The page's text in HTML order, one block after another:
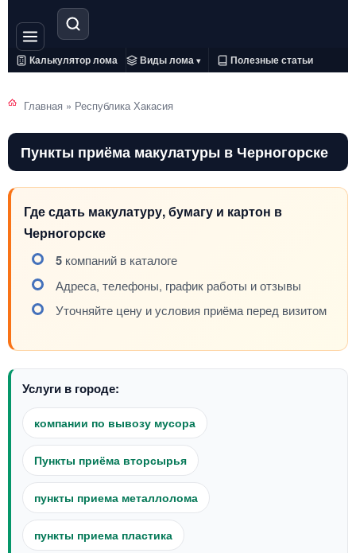
Калькулятор лома Виды лома ▾ Полезные статьи
Главная » Республика Хакасия
Пункты приёма макулатуры в Черногорске
Где сдать макулатуру, бумагу и картон в
Черногорске
5 компаний в каталоге
Адреса, телефоны, график работы и отзывы
Уточняйте цену и условия приёма перед визитом
Услуги в городе:
компании по вывозу мусора
Пункты приёма вторсырья
пункты приема металлолома
пункты приема пластика